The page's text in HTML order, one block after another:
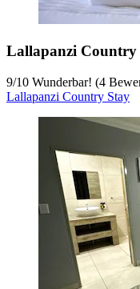
Lallapanzi Country
9/10 Wunderbar! (4
Lallapanzi Country Stay